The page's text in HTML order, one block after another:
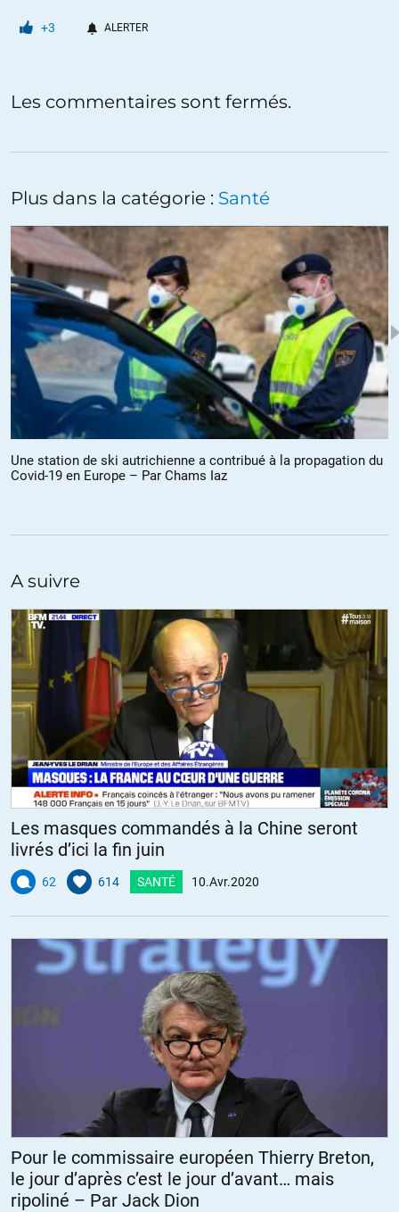
+3 ALERTER
Les commentaires sont fermés.
Plus dans la catégorie : Santé
Une station de ski autrichienne a contribué à la propagation du
Covid-19 en Europe – Par Chams Iaz
A suivre
Les masques commandés à la Chine seront
livrés d’ici la fin juin
62 614 SANTÉ 10.Avr.2020
Pour le commissaire européen Thierry Breton,
le jour d’après c’est le jour d’avant… mais
ripoliné – Par Jack Dion